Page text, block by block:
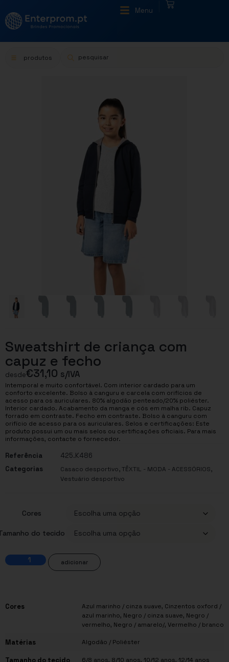
Menu
produtos
Sweatshirt de criança com
capuz e fecho
desde€31,10 s/IVA
Intemporal e muito confortável. Com interior cardado para um
conforto excelente. Bolso à canguru e carcela com orifícios de
acesso para os auriculares. 80% algodão penteado/20% poliéster.
Interior cardado. Acabamento da manga e cós em malha rib. Capuz
forrado em contraste. Fecho em contraste. Bolso à canguru com
orifício de acesso para os auriculares. Selos e certificações: Este
produto possui um ou mais selos ou certificações oficiais. Para mais
informações, contacte o fornecedor.
Referência
425.K486
Categorias
Casaco desportivo,TÊXTIL - MODA - ACESSÓRIOS,
Vestuário desportivo
Cores
do tecido
adicionar
Cores
Azul marinho / cinza suave, Cinzentos oxford /
azul marinho, Negro / cinza suave, Negro /
vermelho, Negro / amarelo/, Vermelho / branco
Matérias Algodão / Poliéster
Tamanho do tecido 6/8 anos, 8/10 anos, 10/12 anos, 12/14 anos